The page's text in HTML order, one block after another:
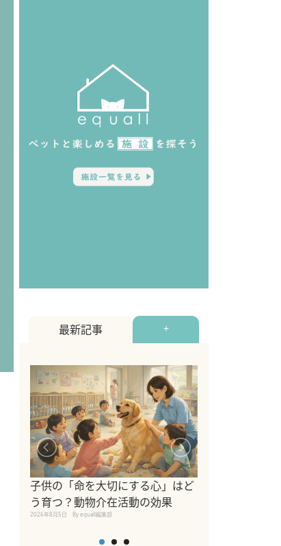
最新記事 +
子供の「命を大切にする心」はど
う育つ？動物介在活動の効果
2026年8月5日 By equall編集部